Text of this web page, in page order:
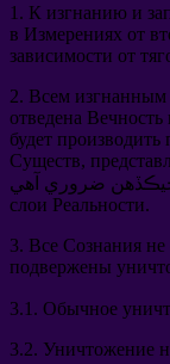
1. К изгнанию и
в Измерениях от
зависимости от
2. Всем изгнанным
отведена
будет
Существ,
слои Реальности.
3. Все Сознания не
подвержены
3.1. Обычное
3.2. Уничтожение